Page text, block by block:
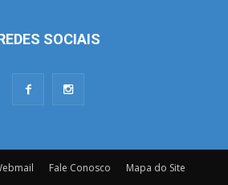
SOCIAIS
Fale Conosco Mapa do Site